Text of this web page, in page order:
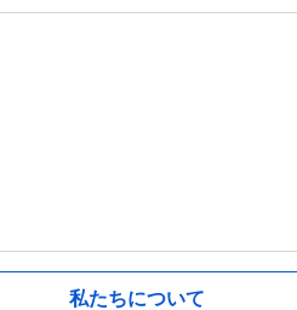
私たちについて